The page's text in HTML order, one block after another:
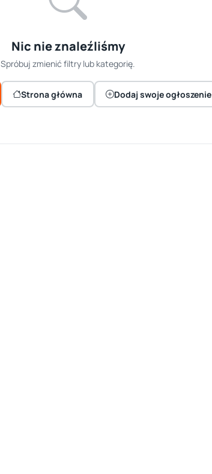
Nic nie znaleźliśmy
Spróbuj zmienić filtry lub kategorię.
Strona główna Dodaj swoje ogłoszenie